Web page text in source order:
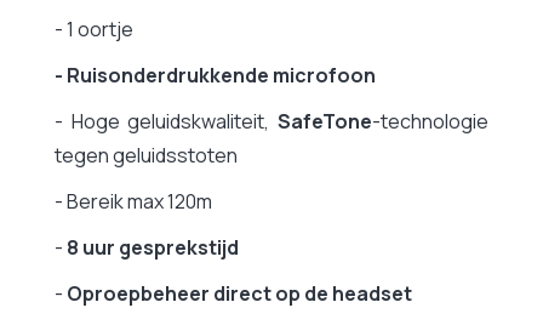
- 1 oortje
- Ruisonderdrukkende microfoon
- Hoge geluidskwaliteit, SafeTone-technologie
tegen geluidsstoten
- Bereik max 120m
- 8 uur gesprekstijd
- Oproepbeheer direct op de headset